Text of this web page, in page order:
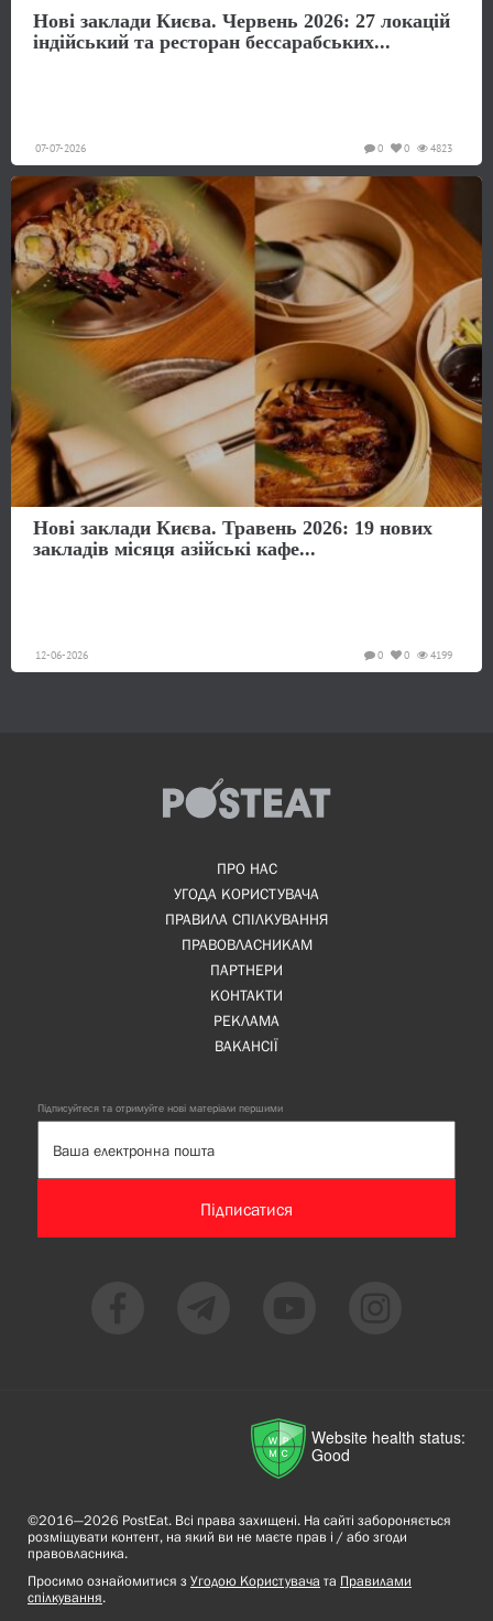
Нові заклади Києва. Червень 2026: 27 локацій
індійський та ресторан бессарабських...
07-07-2026 4823
0
0
Нові заклади Києва. Травень 2026: 19 нових
закладів місяця азійські кафе...
12-06-2026 4199
0
0
ПРО НАС
УГОДА КОРИСТУВАЧА
ПРАВИЛА СПІЛКУВАННЯ
ПРАВОВЛАСНИКАМ
ПАРТНЕРИ
КОНТАКТИ
РЕКЛАМА
ВАКАНСІЇ
Підписуйтеся та отримуйте нові матеріали першими
Підписатися
Website health status:
Good
©2016—2026 PostEat. Всі права захищені. На сайті забороняється
розміщувати контент, на який ви не маєте прав і / або згоди
правовласника.
Просимо ознайомитися з Угодою Користувача та Правилами
спілкування.